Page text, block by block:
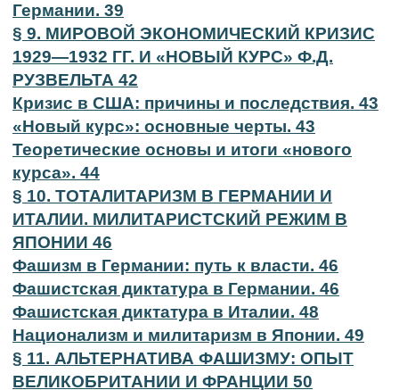
Германии. 39
§ 9. МИРОВОЙ ЭКОНОМИЧЕСКИЙ КРИЗИС
1929—1932 ГГ. И «НОВЫЙ КУРС» Ф.Д.
РУЗВЕЛЬТА 42
Кризис в США: причины и последствия. 43
«Новый курс»: основные черты. 43
Теоретические основы и итоги «нового
курса». 44
§ 10. ТОТАЛИТАРИЗМ В ГЕРМАНИИ И
ИТАЛИИ. МИЛИТАРИСТСКИЙ РЕЖИМ В
ЯПОНИИ 46
Фашизм в Германии: путь к власти. 46
Фашистская диктатура в Германии. 46
Фашистская диктатура в Италии. 48
Национализм и милитаризм в Японии. 49
§ 11. АЛЬТЕРНАТИВА ФАШИЗМУ: ОПЫТ
ВЕЛИКОБРИТАНИИ И ФРАНЦИИ 50